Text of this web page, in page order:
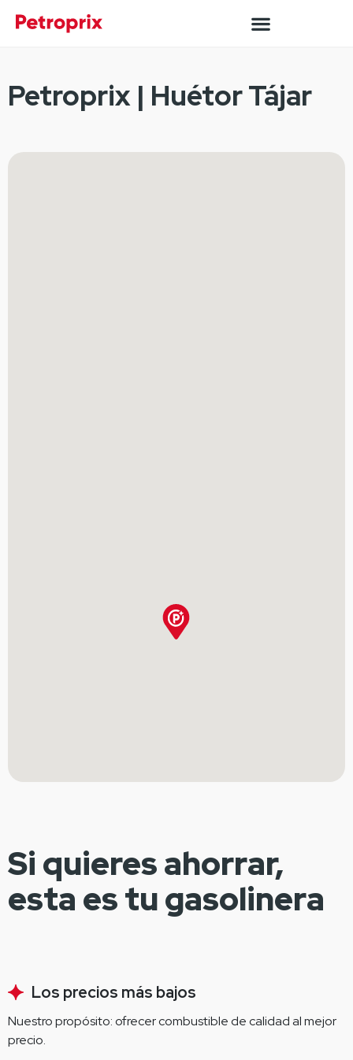
Petroprix | Huétor Tájar
Si quieres ahorrar,
esta es tu gasolinera
Los precios más bajos
Nuestro propósito: ofrecer combustible de calidad al mejor
precio.